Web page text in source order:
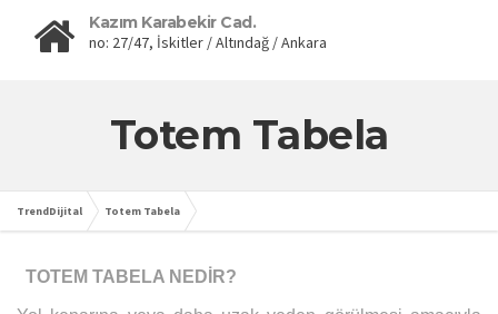
Kazım Karabekir Cad.
no: 27/47, İskitler / Altındağ / Ankara
Totem Tabela
TrendDijital Totem Tabela
TOTEM TABELA NEDİR?